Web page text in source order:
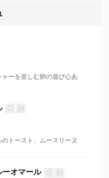
ーを楽しむ卵の遊び心あ
トースト、ムースリーヌ
ーオマール